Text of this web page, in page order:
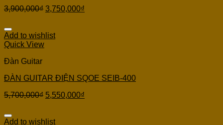
3,900,000₫ 3,750,000₫
Add to wishlist
Quick View
Đàn Guitar
ĐÀN GUITAR ĐIỆN SQOE SEIB-400
5,700,000₫ 5,550,000₫
Add to wishlist